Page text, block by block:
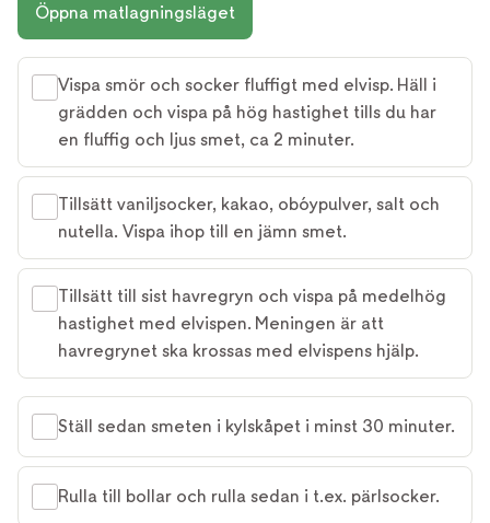
Öppna matlagningsläget
Vispa smör och socker fluffigt med elvisp. Häll i
grädden och vispa på hög hastighet tills du har
en fluffig och ljus smet, ca 2 minuter.
Tillsätt vaniljsocker, kakao, obóypulver, salt och
nutella. Vispa ihop till en jämn smet.
Tillsätt till sist havregryn och vispa på medelhög
hastighet med elvispen. Meningen är att
havregrynet ska krossas med elvispens hjälp.
Ställ sedan smeten i kylskåpet i minst 30 minuter.
Rulla till bollar och rulla sedan i t.ex. pärlsocker.